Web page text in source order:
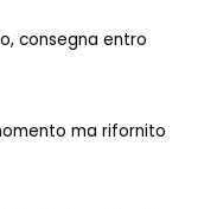
consegna entro
ma rifornito